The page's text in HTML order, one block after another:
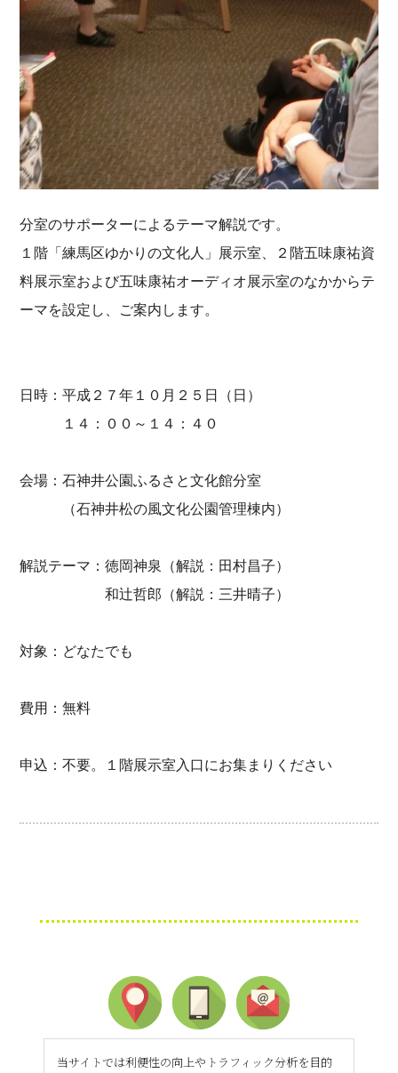
分室のサポーターによるテーマ解説です。
１階「練馬区ゆかりの文化人」展示室、２階五味康祐資
料展示室および五味康祐オーディオ展示室のなかからテ
ーマを設定し、ご案内します。
日時：平成２７年１０月２５日（日）
１４：００～１４：４０
会場：石神井公園ふるさと文化館分室
（石神井松の風文化公園管理棟内）
解説テーマ：徳岡神泉（解説：田村昌子）
和辻哲郎（解説：三井晴子）
対象：どなたでも
費用：無料
申込：不要。１階展示室入口にお集まりください
当サイトでは利便性の向上やトラフィック分析を目的